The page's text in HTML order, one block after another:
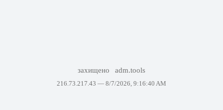
захищено adm.tools
216.73.217.43 — 8/7/2026, 9:16:40 AM